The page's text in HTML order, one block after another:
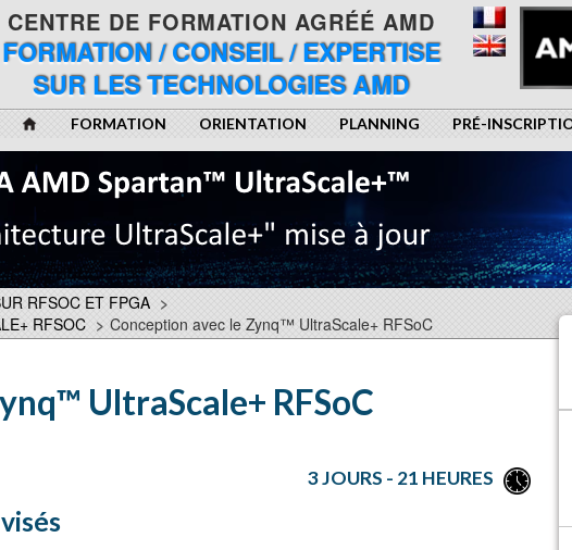
CENTRE DE FORMATION AGRÉÉ AMD
FORMATION / CONSEIL / EXPERTISE
SUR LES TECHNOLOGIES AMD
FORMATION ORIENTATION PLANNING PRÉ-
RFSOC ET FPGA >
RFSOC > Conception avec le Zynq™ UltraScale+ RFSoC
UltraScale+ RFSoC
3 JOURS - 21 HEURES